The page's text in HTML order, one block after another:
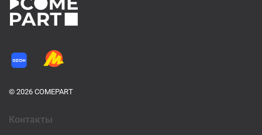
© 2026 COMEPART
Контакты